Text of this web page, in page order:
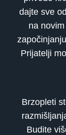
dajte sve
na
Prijatelji
Brzopleti
Budite